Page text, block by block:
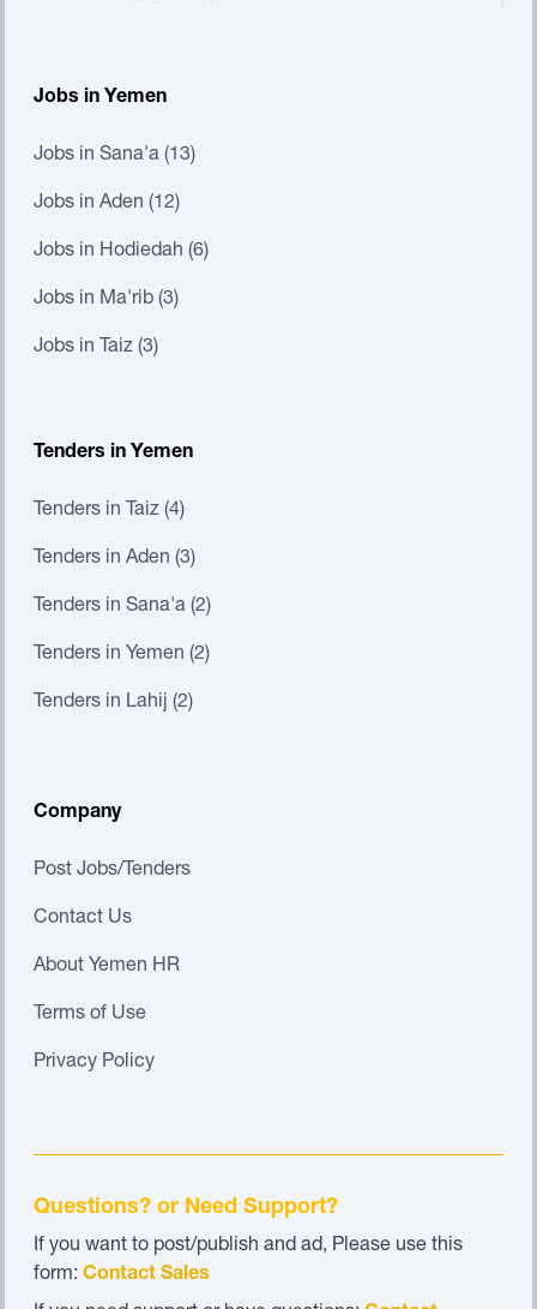
Jobs in Yemen
Jobs in Sana'a (13)
Jobs in Aden (12)
Jobs in Hodiedah (6)
Jobs in Ma'rib (3)
Jobs in Taiz (3)
Tenders in Yemen
Tenders in Taiz (4)
Tenders in Aden (3)
Tenders in Sana'a (2)
Tenders in Yemen (2)
Tenders in Lahij (2)
Company
Post Jobs/Tenders
Contact Us
About Yemen HR
Terms of Use
Privacy Policy
Questions? or Need Support?
If you want to post/publish and ad, Please use this
form: Contact Sales